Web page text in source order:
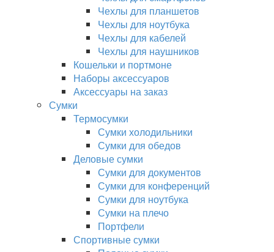
Чехлы для планшетов
Чехлы для ноутбука
Чехлы для кабелей
Чехлы для наушников
Кошельки и портмоне
Наборы аксессуаров
Аксессуары на заказ
Сумки
Термосумки
Сумки холодильники
Сумки для обедов
Деловые сумки
Сумки для документов
Сумки для конференций
Сумки для ноутбука
Сумки на плечо
Портфели
Спортивные сумки